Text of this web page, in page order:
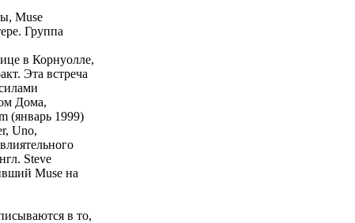
Muse
Группа
в Корнуолле,
Эта встреча
Дома,
(январь 1999)
Uno,
Steve
Muse на
в то,